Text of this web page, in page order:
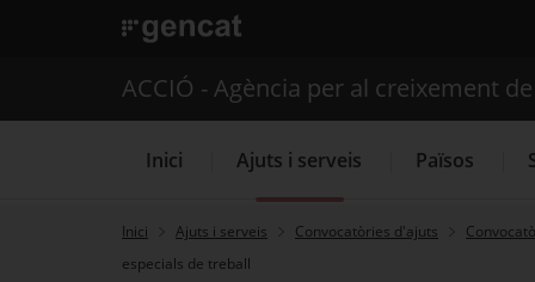
. Obre en una nova finestra.
ACCIÓ - Agència per al creixement
Inici Ajuts i serveis Països
Inici Ajuts i serveis Convocatòries d'ajuts
especials de treball